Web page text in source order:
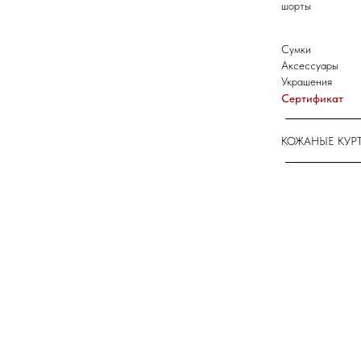
Сумки
Аксессуары
Сертификат
Украшения
шорты
КОЖАНЫЕ